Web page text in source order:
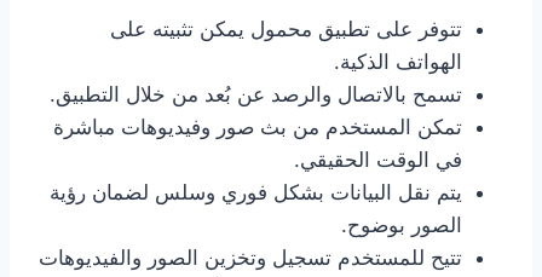
تتوفر على تطبيق محمول يمكن تثبيته على
الهواتف الذكية.
تسمح بالاتصال والرصد عن بُعد من خلال التطبيق.
تمكن المستخدم من بث صور وفيديوهات مباشرة
في الوقت الحقيقي.
يتم نقل البيانات بشكل فوري وسلس لضمان رؤية
الصور بوضوح.
تتيح للمستخدم تسجيل وتخزين الصور والفيديوهات